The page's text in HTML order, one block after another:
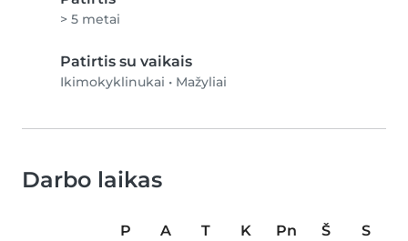
> 5 metai
Patirtis su vaikais
Ikimokyklinukai • Mažyliai
Darbo laikas
P A T K Pn Š
S